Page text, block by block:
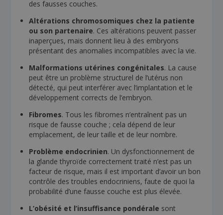
des fausses couches.
Altérations chromosomiques chez la patiente
ou son partenaire. Ces altérations peuvent passer
inaperçues, mais donnent lieu à des embryons
présentant des anomalies incompatibles avec la vie.
Malformations utérines congénitales. La cause
peut être un problème structurel de l’utérus non
détecté, qui peut interférer avec l’implantation et le
développement corrects de l’embryon.
Fibromes. Tous les fibromes n’entraînent pas un
risque de fausse couche ; cela dépend de leur
emplacement, de leur taille et de leur nombre.
Problème endocrinien. Un dysfonctionnement de
la glande thyroïde correctement traité n’est pas un
facteur de risque, mais il est important d’avoir un bon
contrôle des troubles endocriniens, faute de quoi la
probabilité d’une fausse couche est plus élevée.
L’obésité et l’insuffisance pondérale sont